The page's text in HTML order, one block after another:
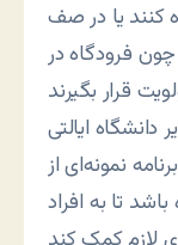
کنند یا در صف
فرودگاه در
دانشگاه ایالتی
نمونه‌ای از
تا به افراد